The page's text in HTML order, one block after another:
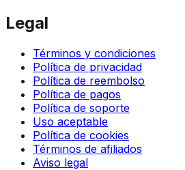
Legal
Términos y condiciones
Política de privacidad
Política de reembolso
Política de pagos
Política de soporte
Uso aceptable
Política de cookies
Términos de afiliados
Aviso legal